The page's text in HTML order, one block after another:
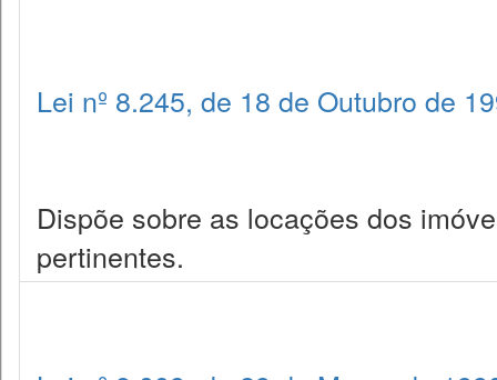
Lei nº 8.245, de 18 de Outubro de
Dispõe sobre as locações dos
pertinentes.